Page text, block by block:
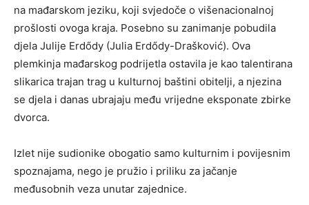
na mađarskom jeziku, koji svjedoče o višenacionalnoj
prošlosti ovoga kraja. Posebno su zanimanje pobudila
djela Julije Erdődy (Julia Erdődy-Drašković). Ova
plemkinja mađarskog podrijetla ostavila je kao talentirana
slikarica trajan trag u kulturnoj baštini obitelji, a njezina
se djela i danas ubrajaju među vrijedne eksponate zbirke
dvorca.
Izlet nije sudionike obogatio samo kulturnim i povijesnim
spoznajama, nego je pružio i priliku za jačanje
međusobnih veza unutar zajednice.